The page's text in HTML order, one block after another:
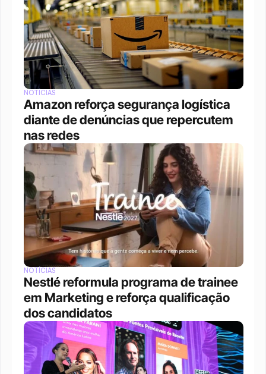
NOTÍCIAS
Amazon reforça segurança logística
diante de denúncias que repercutem
nas redes
NOTÍCIAS
Nestlé reformula programa de trainee
em Marketing e reforça qualificação
dos candidatos